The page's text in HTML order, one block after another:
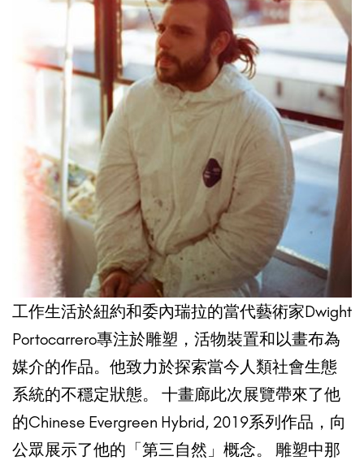
工作生活於紐約和委內瑞拉的當代藝術家Dwight
Portocarrero專注於雕塑，活物裝置和以畫布為
媒介的作品。他致力於探索當今人類社會生態
系統的不穩定狀態。 十畫廊此次展覽帶來了他
的Chinese Evergreen Hybrid, 2019系列作品，向
公眾展示了他的「第三自然」概念。 雕塑中那